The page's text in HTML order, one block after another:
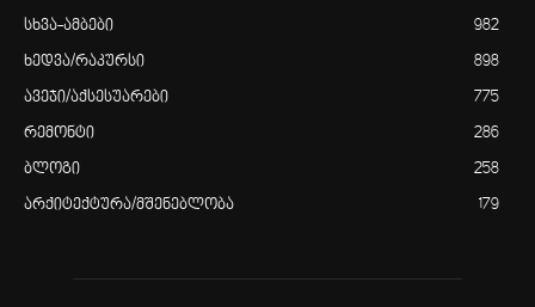
სხვა-ამბები 982
ხედვა/რაკურსი 898
ავეჯი/აქსესუარები 775
რემონტი 286
ბლოგი 258
არქიტექტურა/მშენებლობა 179